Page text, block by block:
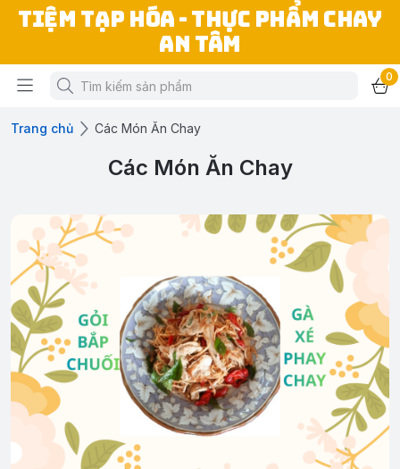
TIỆM TẠP HÓA - THỰC PHẨM CHAY
AN TÂM
0
Trang chủ Các Món Ăn Chay
Các Món Ăn Chay